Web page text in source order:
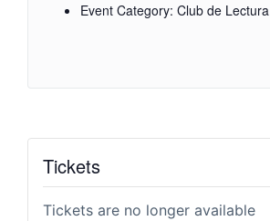
Event Category: Club de Lectura
Tickets
Tickets are no longer available